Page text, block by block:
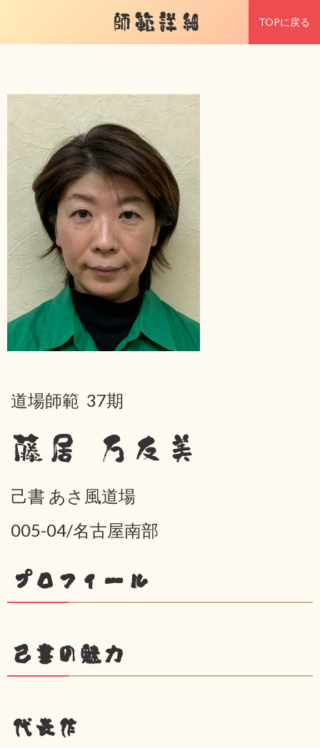
師範詳細 TOPに戻る
道場師範 37期
藤居 万友美
己書 あさ風道場
005-04/名古屋南部
プロフィール
己書の魅力
代表作